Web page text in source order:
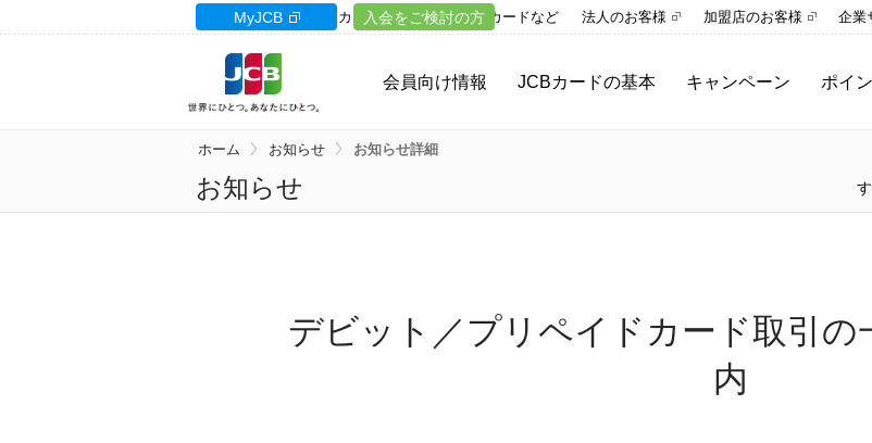
カードサイト
会員向け情報 JCBカードの基本 キャンペーン ポイ
優待
カードローン ギフトカードなど 法人のお客様 加盟店のお客様 企業
入会をご検討の方
MyJCB
ホーム お知らせ お知らせ詳細
お知らせ
デビット／プリペイドカード取引の
内